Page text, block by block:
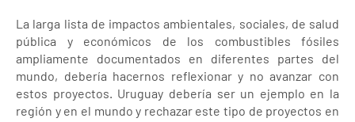
La larga lista de impactos ambientales, sociales, de salud
pública y económicos de los combustibles fósiles
ampliamente documentados en diferentes partes del
mundo, debería hacernos reflexionar y no avanzar con
estos proyectos. Uruguay debería ser un ejemplo en la
región y en el mundo y rechazar este tipo de proyectos en